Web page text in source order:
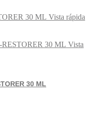
Vista rápida
Vista
30 ML